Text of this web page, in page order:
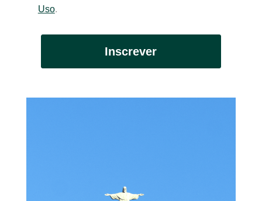
Uso.
Inscrever